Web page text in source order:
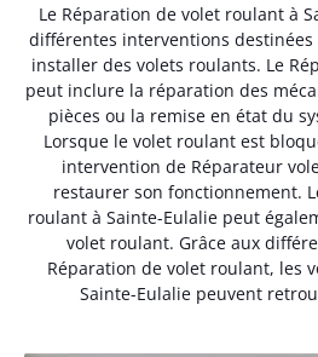
Le Réparation de volet roulant à
différentes interventions
installer des volets roulants. Le
peut inclure la réparation des
pièces ou la remise en état du
Lorsque le volet roulant est
intervention de Réparateur
restaurer son fonctionnement.
roulant à Sainte-Eulalie peut
volet roulant. Grâce aux
Réparation de volet roulant, les
Sainte-Eulalie peuvent